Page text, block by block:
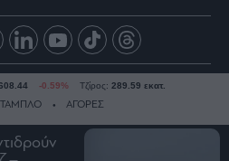
-0.59% Τζίρος: 289.59 εκατ.
ΤΑΜΠΛΟ ΑΓΟΡΕΣ